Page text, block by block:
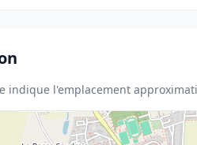
indique l'emplacement